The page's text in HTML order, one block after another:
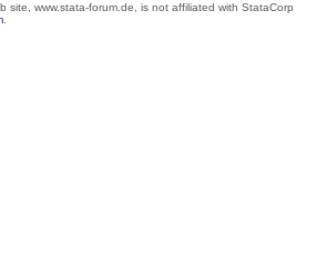
www.stata-forum.de, is not affiliated with StataCorp